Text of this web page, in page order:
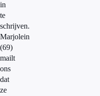
in
te
schrijven.
Marjolein
(69)
mailt
ons
dat
ze